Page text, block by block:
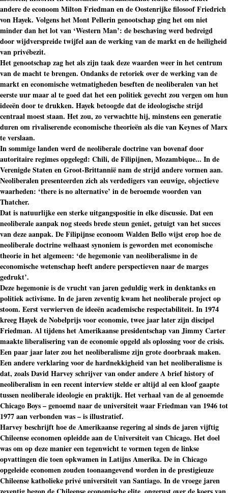
andere de econoom Milton Friedman en de Oostenrijke filosoof Friedrich
von Hayek. Volgens het Mont Pellerin genootschap ging het om niet
minder dan het lot van ‘Western Man’: de beschaving werd bedreigd
door wijdverspreide twijfel aan de werking van de markt en de heiligheid
van privébezit.
Het genootschap zag het als zijn taak deze waarden weer in het centrum
van de macht te brengen. Ondanks de retoriek over de werking van de
markt en economische wetmatigheden beseften de neoliberalen van het
eerste uur maar al te goed dat het een politiek gevecht zou vergen om hun
ideeën door te drukken. Hayek betoogde dat de ideologische strijd
centraal moest staan. Het zou, zo verwachtte hij, minstens een generatie
duren om rivaliserende economische theorieën als die van Keynes of Marx
te verslaan.
In sommige landen werd de neoliberale doctrine van bovenaf door
autoritaire regimes opgelegd: Chili, de Filipijnen, Mozambique... In de
Verenigde Staten en Groot-Brittannië nam de strijd andere vormen aan.
Neoliberalen presenteerden zich als verdedigers van eeuwige, objectieve
waarheden: ‘there is no alternative’ in de beroemde woorden van
Thatcher.
Dat is natuurlijke een sterke uitgangspositie in elke discussie. Dat een
neoliberale aanpak nog steeds brede steun geniet, getuigt van het succes
van deze aanpak. De Filipijnse econoom Walden Bello wijst erop hoe de
neoliberale doctrine welhaast synoniem is geworden met economische
theorie in het algemeen: ‘de hegemonie van neoliberalisme in de
economische wetenschap heeft andere perspectieven naar de marges
gedrukt’.
Deze hegemonie is de vrucht van jaren geduldig werk in denktanks en
politiek activisme. In de jaren zeventig kwam het neoliberale project op
stoom. Eerst verwierven de ideeën academische respectabiliteit. In 1974
kreeg Hayek de Nobelprijs voor economie, twee jaar later zijn discipel
Friedman. Al tijdens het Amerikaanse presidentschap van Jimmy Carter
maakte liberalisering van de economie opgeld als oplossing voor de crisis.
Een paar jaar later zou het neoliberalisme zijn grote doorbraak maken.
Een andere verklaring voor de hardnekkigheid van het neoliberalisme is
dat, zoals David Harvey schrijver van onder andere A brief history of
neoliberalism in een recent interview stelde er altijd al een kloof gaapte
tussen neoliberale ideologie en praktijk. Het verhaal van de al genoemde
Chicago Boys – genoemd naar de universiteit waar Friedman van 1946 tot
1977 aan verbonden was – is illustratief.
Harvey beschrijft hoe de Amerikaanse regering al sinds de jaren vijftig
Chileense economen opleidde aan de Universiteit van Chicago. Het doel
was om op deze manier een tegenwicht te vormen tegen de linkse
opvattingen die toen opkwamen in Latijns Amerika. De in Chicago
opgeleide economen zouden toonaangevend worden in de prestigieuze
Chileense katholieke privé universiteit van Santiago. In de vroege jaren